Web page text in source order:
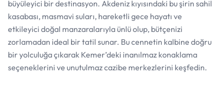
büyüleyici bir destinasyon. Akdeniz kıyısındaki bu şirin sahil
kasabası, masmavi suları, hareketli gece hayatı ve
etkileyici doğal manzaralarıyla ünlü olup, bütçenizi
zorlamadan ideal bir tatil sunar. Bu cennetin kalbine doğru
bir yolculuğa çıkarak Kemer’deki inanılmaz konaklama
seçeneklerini ve unutulmaz cazibe merkezlerini keşfedin.